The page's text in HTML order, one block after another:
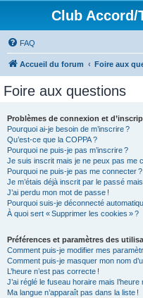
Club Accord/
FAQ
Accueil du forum Foire aux
Foire aux questions
Problèmes de connexion et
Pourquoi ai-je besoin de m’inscrire ?
Qu’est-ce que la COPPA ?
Pourquoi ne puis-je pas m’inscrire ?
Je suis inscrit mais je ne peux pas me
Pourquoi ne puis-je pas me connecter ?
Je m’étais déjà inscrit par le passé
J’ai perdu mon mot de passe !
Pourquoi suis-je déconnecté
À quoi sert « Supprimer les cookies » ?
Préférences et paramètres des
Comment puis-je modifier mes
Comment puis-je masquer mon nom
L’heure n’est pas correcte !
J’ai réglé le fuseau horaire mais
Ma langue n’apparaît pas dans la liste !